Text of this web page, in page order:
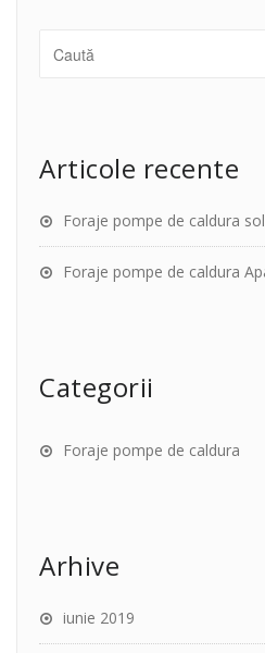
Articole recente
Foraje pompe de caldura
Foraje pompe de caldura
Categorii
Foraje pompe de caldura
Arhive
iunie 2019